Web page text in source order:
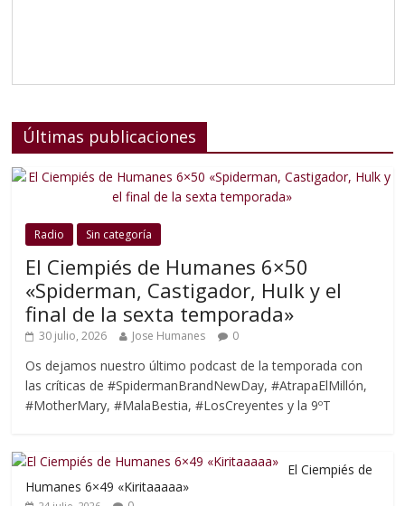
Últimas publicaciones
Radio Sin categoría
El Ciempiés de Humanes 6×50
«Spiderman, Castigador, Hulk y el
final de la sexta temporada»
30 julio, 2026 Jose Humanes 0
Os dejamos nuestro último podcast de la temporada con
las críticas de #SpidermanBrandNewDay, #AtrapaElMillón,
#MotherMary, #MalaBestia, #LosCreyentes y la 9ºT
El Ciempiés de
Humanes 6×49 «Kiritaaaaa»